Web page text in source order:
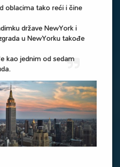
oblacima tako reći i čine
države NewYork i
u NewYorku takođe
kao jednim od sedam